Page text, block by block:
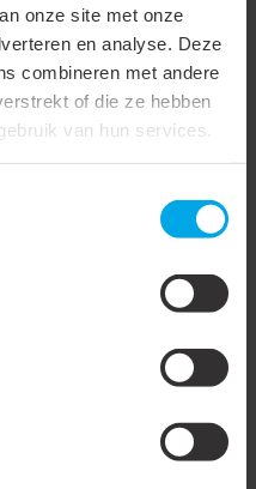
onze site met onze
en analyse. Deze
combineren met andere
of die ze hebben
van hun services.
943265- SKS-1000-
Canalit sokkelset 1000
x 1150 x 450 mm -
Met deze sokkelset kunt
u airconditioning- en